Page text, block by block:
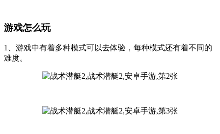
游戏怎么玩
1、游戏中有着多种模式可以去体验，每种模式还有着不同的
难度。